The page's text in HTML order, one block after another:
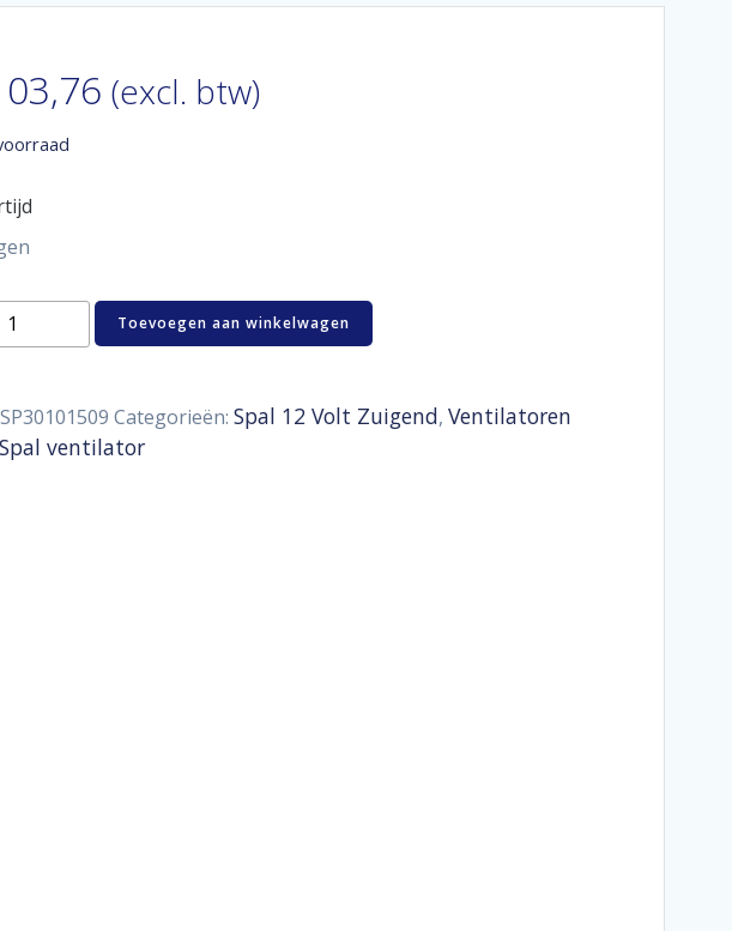
(excl. btw)
Toevoegen aan winkelwagen
SP30101509 Categorieën: Spal 12 Volt Zuigend, Ventilatoren
Spal ventilator